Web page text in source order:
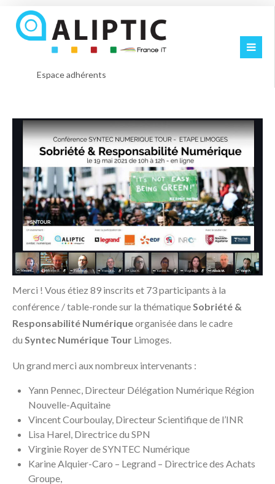
Espace adhérents
Merci ! Vous étiez 89 inscrits et 73 participants à la
conférence / table-ronde sur la thématique Sobriété &
Responsabilité Numériqueorganisée dans le cadre
du Syntec Numérique Tour Limoges.
Un grand merci aux nombreux intervenants :
Yann Pennec, Directeur Délégation Numérique Région
Nouvelle-Aquitaine
Vincent Courboulay, Directeur Scientifique de l’INR
Lisa Harel, Directrice du SPN
Virginie Royer de SYNTEC Numérique
Karine Alquier-Caro – Legrand – Directrice des Achats
Groupe,